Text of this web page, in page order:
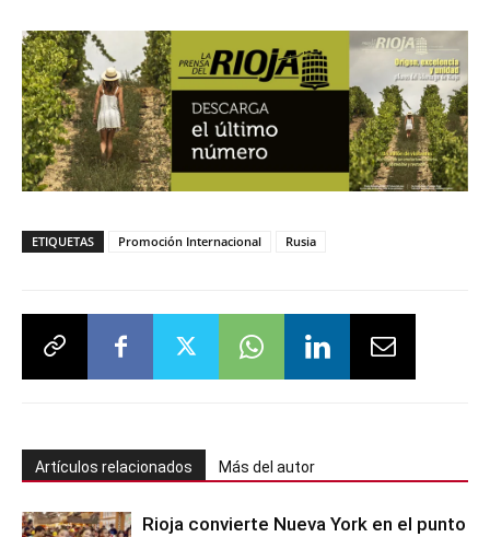
ETIQUETAS Promoción Internacional Rusia
Artículos relacionados Más del autor
Rioja convierte Nueva York en el punto